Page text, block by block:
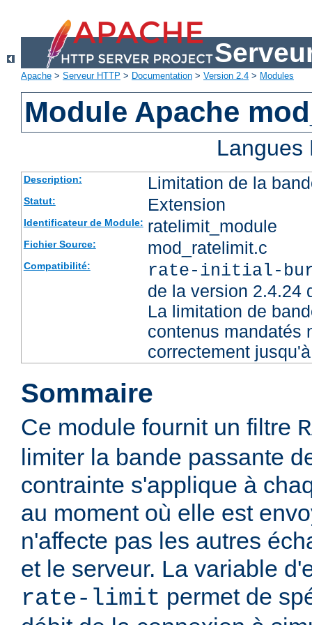
Apache > Serveur HTTP > Documentation > Version 2.4 > Modules
Module Apache
Description: Limitation de la
Statut: Extension
Identificateur de Module: ratelimit_module
Fichier Source: mod_ratelimit.c
Compatibilité: rate-initial-
de la version 2.4.24
La limitation de
contenus mandatés
correctement
Sommaire
Ce module fournit un filtre
limiter la bande passante
contrainte s'applique à
au moment où elle est
n'affecte pas les autres
et le serveur. La variable
rate-limit permet de